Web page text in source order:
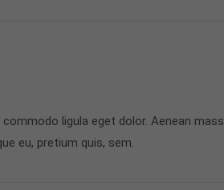
ligula eget dolor. Aenean
eu, pretium quis, sem.